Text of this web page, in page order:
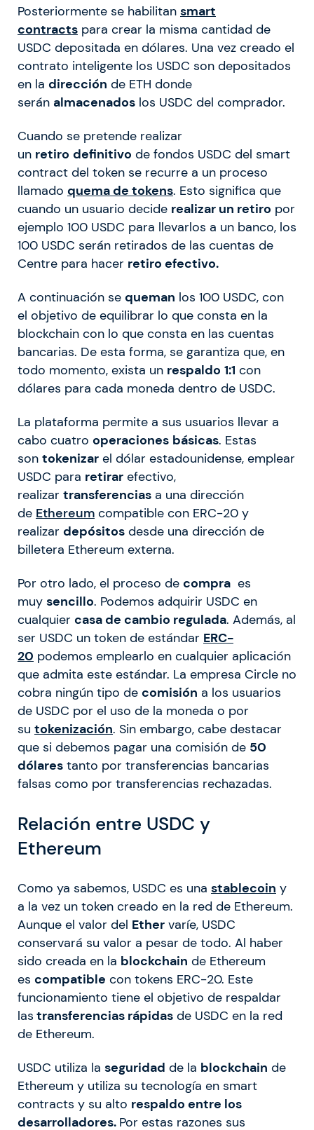
Posteriormente se habilitan smart
contracts para crear la misma cantidad de
USDC depositada en dólares. Una vez creado el
contrato inteligente los USDC son depositados
en la dirección de ETH donde
serán almacenados los USDC del comprador.
Cuando se pretende realizar
un retiro definitivo de fondos USDC del smart
contract del token se recurre a un proceso
llamado quema de tokens. Esto significa que
cuando un usuario decide realizar un retiro por
ejemplo 100 USDC para llevarlos a un banco, los
100 USDC serán retirados de las cuentas de
Centre para hacer retiro efectivo.
A continuación se queman los 100 USDC, con
el objetivo de equilibrar lo que consta en la
blockchain con lo que consta en las cuentas
bancarias. De esta forma, se garantiza que, en
todo momento, exista un respaldo 1:1 con
dólares para cada moneda dentro de USDC.
La plataforma permite a sus usuarios llevar a
cabo cuatro operaciones básicas. Estas
son tokenizar el dólar estadounidense, emplear
USDC para retirar efectivo,
realizar transferencias a una dirección
de Ethereum compatible con ERC-20 y
realizar depósitos desde una dirección de
billetera Ethereum externa.
Por otro lado, el proceso de compra es
muy sencillo. Podemos adquirir USDC en
cualquier casa de cambio regulada. Además, al
ser USDC un token de estándar ERC-
20 podemos emplearlo en cualquier aplicación
que admita este estándar. La empresa Circle no
cobra ningún tipo de comisión a los usuarios
de USDC por el uso de la moneda o por
su tokenización. Sin embargo, cabe destacar
que si debemos pagar una comisión de 50
dólares tanto por transferencias bancarias
falsas como por transferencias rechazadas.
Relación entre USDC y
Ethereum
Como ya sabemos, USDC es una stablecoin y
a la vez un token creado en la red de Ethereum.
Aunque el valor del Ether varíe, USDC
conservará su valor a pesar de todo. Al haber
sido creada en la blockchain de Ethereum
es compatible con tokens ERC-20. Este
funcionamiento tiene el objetivo de respaldar
las transferencias rápidas de USDC en la red
de Ethereum.
USDC utiliza la seguridad de la blockchain de
Ethereum y utiliza su tecnología en smart
contracts y su alto respaldo entre los
desarrolladores. Por estas razones sus